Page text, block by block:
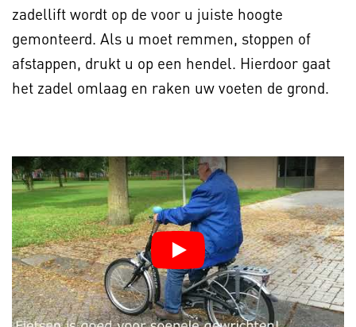
zadellift wordt op de voor u juiste hoogte
gemonteerd. Als u moet remmen, stoppen of
afstappen, drukt u op een hendel. Hierdoor gaat
het zadel omlaag en raken uw voeten de grond.